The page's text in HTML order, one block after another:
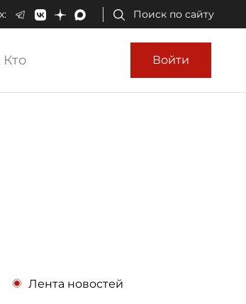
Поиск по сайту
Кто Войти
Лента новостей